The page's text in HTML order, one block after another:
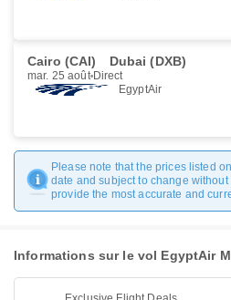
Cairo (CAI) Dubai (DXB)
mar. 25 août Direct
EgyptAir
Please note that the prices listed
date and subject to change
provide the most accurate and
Informations sur le vol EgyptAir